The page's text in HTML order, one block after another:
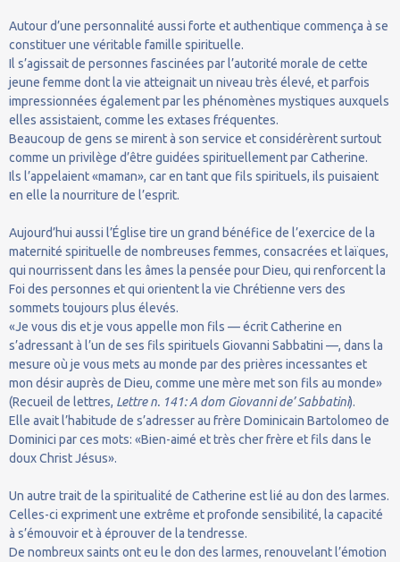
Autour d’une personnalité aussi forte et authentique commença à se
constituer une véritable famille spirituelle.
Il s’agissait de personnes fascinées par l’autorité morale de cette
jeune femme dont la vie atteignait un niveau très élevé, et parfois
impressionnées également par les phénomènes mystiques auxquels
elles assistaient, comme les extases fréquentes.
Beaucoup de gens se mirent à son service et considérèrent surtout
comme un privilège d’être guidées spirituellement par Catherine.
Ils l’appelaient «maman», car en tant que fils spirituels, ils puisaient
en elle la nourriture de l’esprit.
Aujourd’hui aussi l’Église tire un grand bénéfice de l’exercice de la
maternité spirituelle de nombreuses femmes, consacrées et laïques,
qui nourrissent dans les âmes la pensée pour Dieu, qui renforcent la
Foi des personnes et qui orientent la vie Chrétienne vers des
sommets toujours plus élevés.
«Je vous dis et je vous appelle mon fils — écrit Catherine en
s’adressant à l’un de ses fils spirituels Giovanni Sabbatini —, dans la
mesure où je vous mets au monde par des prières incessantes et
mon désir auprès de Dieu, comme une mère met son fils au monde»
(Recueil de lettres, Lettre n. 141: A dom Giovanni de’ Sabbatini).
Elle avait l’habitude de s’adresser au frère Dominicain Bartolomeo de
Dominici par ces mots: «Bien-aimé et très cher frère et fils dans le
doux Christ Jésus».
Un autre trait de la spiritualité de Catherine est lié au don des larmes.
Celles-ci expriment une extrême et profonde sensibilité, la capacité
à s’émouvoir et à éprouver de la tendresse.
De nombreux saints ont eu le don des larmes, renouvelant l’émotion